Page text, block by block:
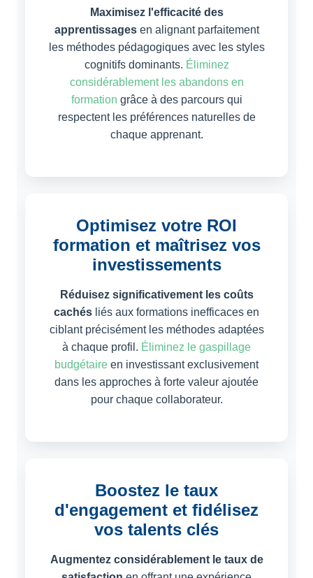
Maximisez l'efficacité des
apprentissagesen alignant parfaitement
les méthodes pédagogiques avec les styles
cognitifs dominants. Éliminez
considérablement les abandons en
formation grâce à des parcours qui
respectent les préférences naturelles de
chaque apprenant.
Optimisez votre ROI
formation et maîtrisez vos
investissements
Réduisez significativement les coûts
cachés liés aux formations inefficaces en
ciblant précisément les méthodes adaptées
à chaque profil. Éliminez le gaspillage
budgétaire en investissant exclusivement
dans les approches à forte valeur ajoutée
pour chaque collaborateur.
Boostez le taux
d'engagement et fidélisez
vos talents clés
Augmentez considérablement le taux de